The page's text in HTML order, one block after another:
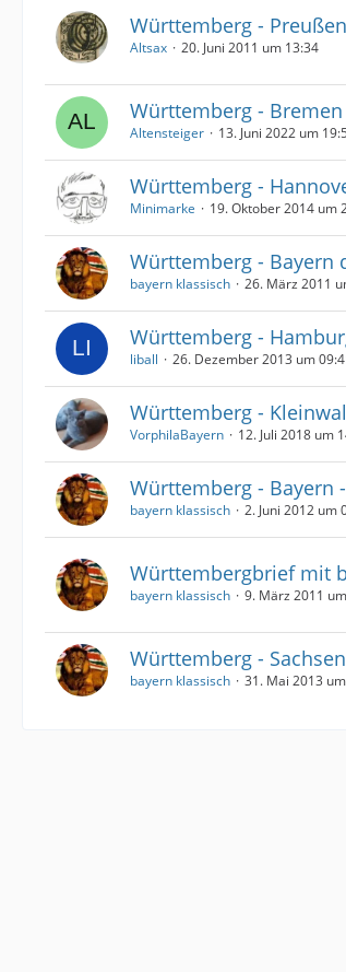
Württemberg - Preußen
Altsax 20. Juni 2011 um 13:34
Württemberg - Bremen
Altensteiger 13. Juni 2022 um
Württemberg -
Minimarke 19. Oktober 2014 um
Württemberg - Bayern
bayern klassisch 26. März 2011
Württemberg -
liball 26. Dezember 2013 um
Württemberg -
VorphilaBayern 12. Juli 2018 um
Württemberg - Bayern
bayern klassisch 2. Juni 2012 um
Württembergbrief mit
bayern klassisch 9. März 2011
Württemberg - Sachsen
bayern klassisch 31. Mai 2013